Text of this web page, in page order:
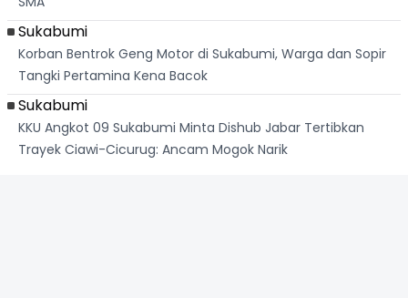
Sukabumi
Korban Bentrok Geng Motor di Sukabumi, Warga dan Sopir
Tangki Pertamina Kena Bacok
Sukabumi
KKU Angkot 09 Sukabumi Minta Dishub Jabar Tertibkan
Trayek Ciawi-Cicurug: Ancam Mogok Narik